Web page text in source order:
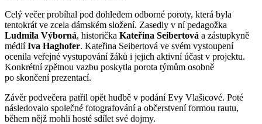
Celý večer probíhal pod dohledem odborné poroty, která byla
tentokrát ve zcela dámském složení. Zasedly v ní pedagožka
Ludmila Výborná, historička Kateřina Seibertová a zástupkyně
médiíIva Haghofer. Kateřina Seibertová ve svém vystoupení
ocenila veřejné vystupování žáků i jejich aktivní účast v projektu.
Konkrétní zpětnou vazbu poskytla porota týmům osobně
po skončení prezentací.
Závěr podvečera patřil opět hudbě v podání Evy Vlašicové. Poté
následovalo společné fotografování a občerstvení formou rautu,
během nějž mohli hosté sdílet své dojmy.